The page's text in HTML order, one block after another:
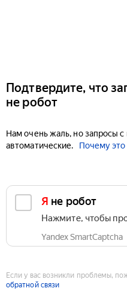
Подтвердите, что
не робот
Нам очень жаль, но запросы
автоматические.
Почему это
Я не робот
Нажмите, чтобы
Yandex SmartCaptcha
Если у вас возникли проблемы,
обратной связи